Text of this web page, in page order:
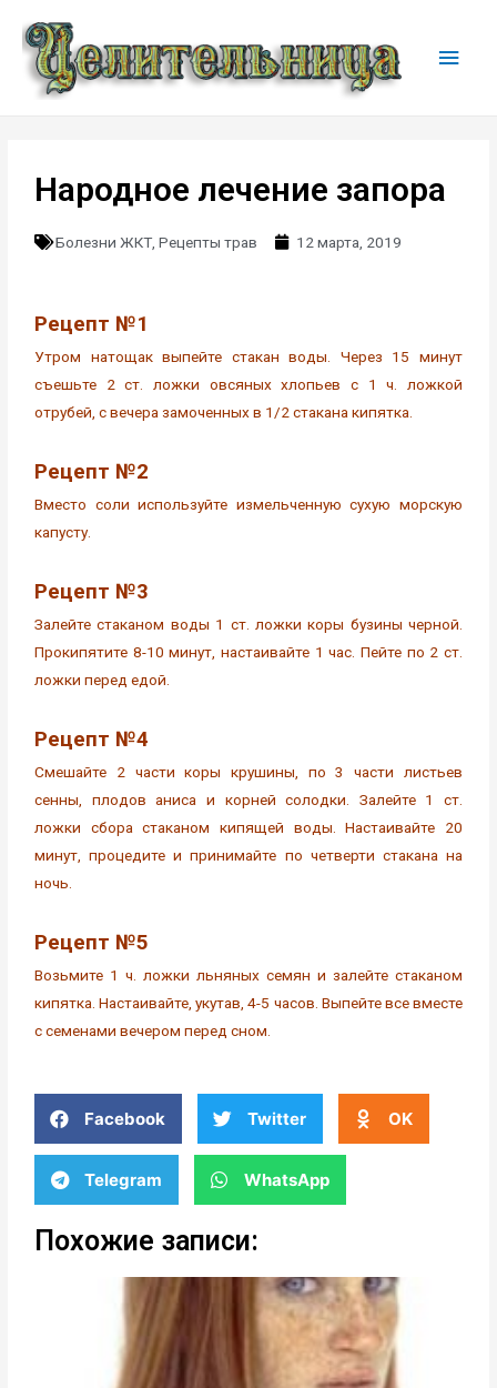
Народное лечение запора
Болезни ЖКТ,Рецепты трав 12 марта, 2019
Рецепт №1
Утром натощак выпейте стакан воды. Через 15 минут
съешьте 2 ст. ложки овсяных хлопьев с 1 ч. ложкой
отрубей, с вечера замоченных в 1/2 стакана кипятка.
Рецепт №2
Вместо соли используйте измельченную сухую морскую
капусту.
Рецепт №3
Залейте стаканом воды 1 ст. ложки коры бузины черной.
Прокипятите 8-10 минут, настаивайте 1 час. Пейте по 2 ст.
ложки перед едой.
Рецепт №4
Смешайте 2 части коры крушины, по 3 части листьев
сенны, плодов аниса и корней солодки. Залейте 1 ст.
ложки сбора стаканом кипящей воды. Настаивайте 20
минут, процедите и принимайте по четверти стакана на
ночь.
Рецепт №5
Возьмите 1 ч. ложки льняных семян и залейте стаканом
кипятка. Настаивайте, укутав, 4-5 часов. Выпейте все вместе
с семенами вечером перед сном.
Facebook Twitter OK
Telegram WhatsApp
Похожие записи: